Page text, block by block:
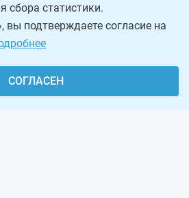
сбора статистики.
вы подтверждаете согласие на
СОГЛАСЕН